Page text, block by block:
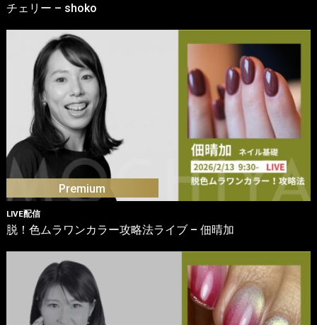
チェリー – shoko
LIVE配信
脱！色ムラワンカラー攻略法ライブ – 佃晴加